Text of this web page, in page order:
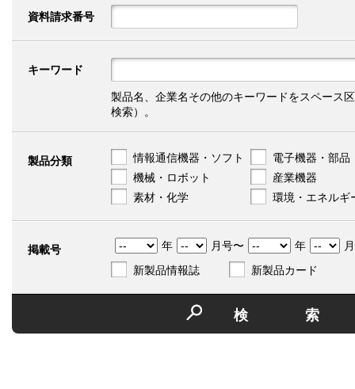
資料請求番号
キーワード
製品名、企業名その他のキーワードをスペース
検索）。
製品分類 情報通信機器・ソフト
電子機器・部品
機械・ロボット
産業機器
素材・化学
環境・エネルギ
掲載号 年 月号〜 年
新製品情報誌
新製品カード
検